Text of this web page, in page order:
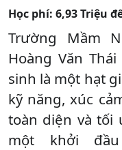
Học phí: 6,93 Triệu
Trường Mầm
Hoàng Văn
sinh là một hạt
kỹ năng, xúc
toàn diện và tối
một khởi